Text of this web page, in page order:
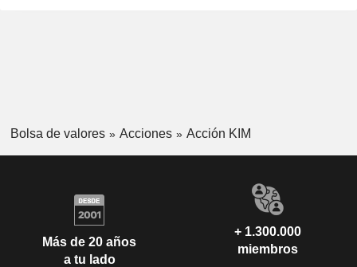
Bolsa de valores Acciones Acción KIM
Más de 20 años
a tu lado
+ 1.300.000
miembros